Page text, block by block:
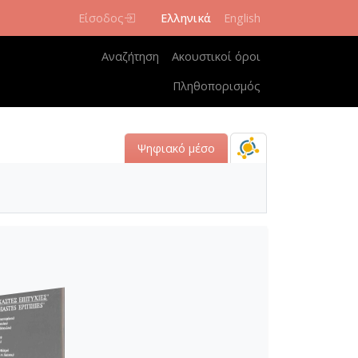
Είσοδος Ελληνικά English
Κεντρική πλοήγηση
Αναζήτηση
Ακουστικοί όροι
Πληθοπορισμός
Ψηφιακό μέσο